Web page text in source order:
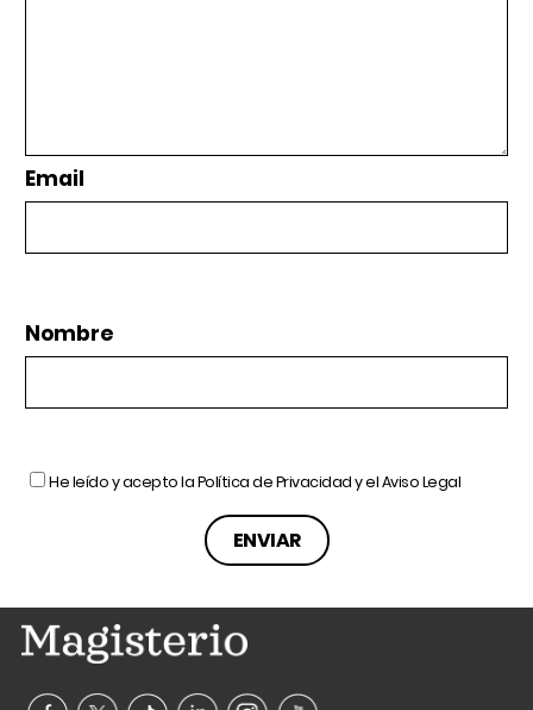
Email
Nombre
He leído y acepto laPolítica de Privacidady elAviso Legal